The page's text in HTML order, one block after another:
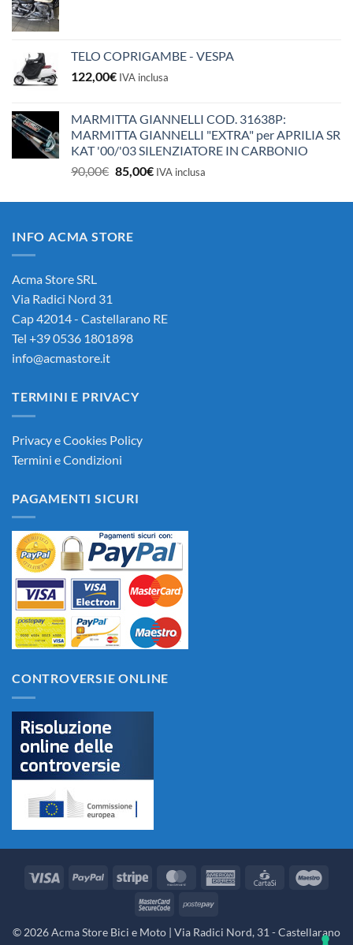
TELO COPRIGAMBE - VESPA
122,00€ IVA inclusa
MARMITTA GIANNELLI COD. 31638P:
MARMITTA GIANNELLI "EXTRA" per APRILIA SR
KAT '00/'03 SILENZIATORE IN CARBONIO
90,00€ Il
originale
90,00€.
85,00€Il
attuale
IVA inclusa
INFO ACMA STORE
Acma Store SRL
Via Radici Nord 31
Cap 42014 - Castellarano RE
Tel +39 0536 1801898
info@acmastore.it
TERMINI E PRIVACY
Privacy e Cookies Policy
Termini e Condizioni
PAGAMENTI SICURI
CONTROVERSIE ONLINE
Visa PayPal Stripe MasterCardAmerican
CartaSi
MasterCardPostepay
© 2026 Acma Store Bici e Moto | Via Radici Nord, 31 - Castellarano